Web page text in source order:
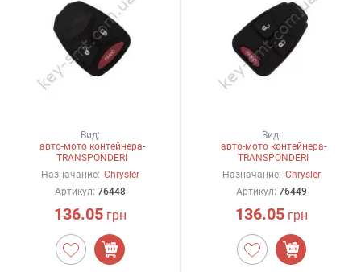
Вид:
авто-мото контейнера-
TRANSPONDERI
Назначание: Chrysler
Артикул: 76448
136.05грн
Вид:
авто-мото контейнера-
TRANSPONDERI
Назначание: Chrysler
Артикул: 76449
136.05грн